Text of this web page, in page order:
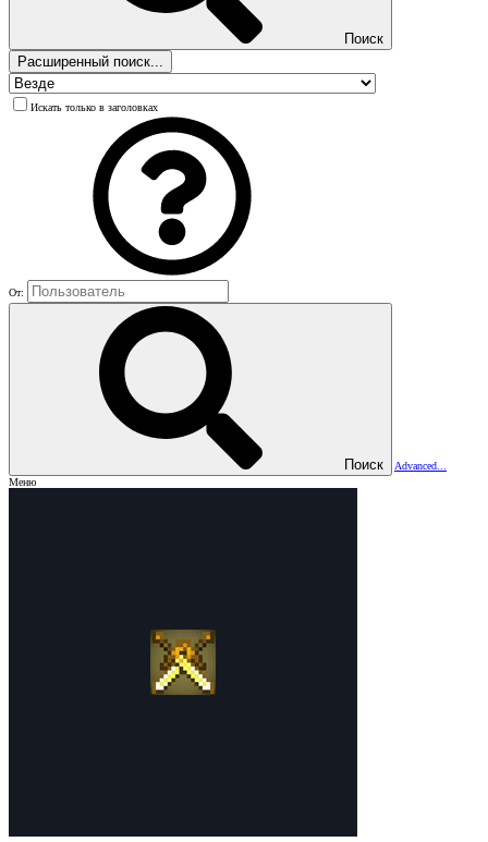
Поиск
Расширенный поиск...
Искать только в заголовках
От:
Поиск
Advanced...
Меню